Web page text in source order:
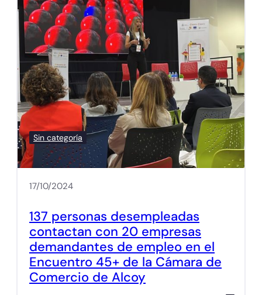
Sin categoría
17/10/2024
137 personas desempleadas
contactan con 20 empresas
demandantes de empleo en el
Encuentro 45+ de la Cámara de
Comercio de Alcoy